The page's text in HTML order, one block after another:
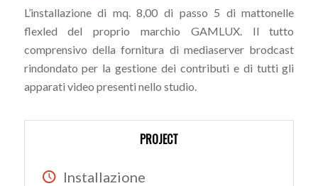
L’installazione di mq. 8,00 di passo 5 di mattonelle
flexled del proprio marchio GAMLUX. Il tutto
comprensivo della fornitura di mediaserver brodcast
rindondato per la gestione dei contributi e di tutti gli
apparati video presenti nello studio.
PROJECT
Installazione